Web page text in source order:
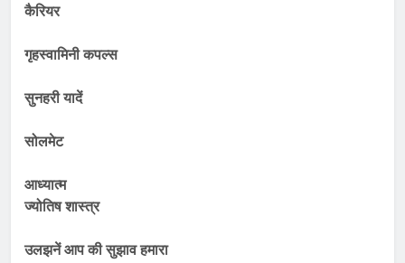
कैरियर
गृहस्वामिनी कपल्स
सुनहरी यादें
सोलमेट
आध्यात्म
ज्योतिष शास्त्र
उलझनें आप की सुझाव हमारा